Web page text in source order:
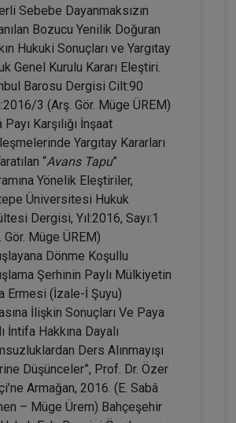
Hukuku Enstitüsü
Hukuku - 2 - IV. Borçlar
- VIII. Oturum
Sepete Ekle
Hukuku Enstitüsü
Sebebe Dayanmaksızın
Bozucu Yenilik Doğuran
Hukuki Sonuçları ve Yargıtay
Genel Kurulu Kararı Eleştiri.
Barosu Dergisi Cilt:90
3 (Arş. Gör. Müge ÜREM)
Karşılığı İnşaat
Yargıtay Kararları
“Avans Tapu”
Yönelik Eleştiriler,
Üniversitesi Hukuk
Dergisi, Yıl:2016, Sayı:1
Gör. Müge ÜREM)
Dönme Koşullu
Şerhinin Paylı Mülkiyetin
Ermesi (İzale-İ Şuyu)
İlişkin Sonuçları Ve Paya
İntifa Hakkına Dayalı
Ders Alınmayışı
Düşünceler”, Prof. Dr. Özer
Armağan, 2016. (E. Sabâ
– Müge Ürem) Bahçeşehir